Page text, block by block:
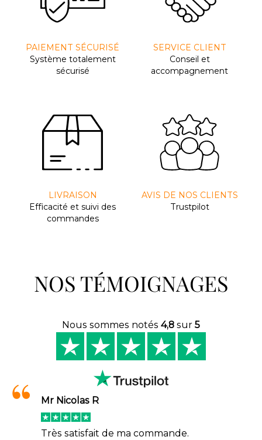
PAIEMENT SÉCURISÉ
Système totalement
sécurisé
SERVICE CLIENT
Conseil et
accompagnement
LIVRAISON
Efﬁcacité et suivi des
commandes
AVIS DE NOS CLIENTS
Trustpilot
NOS TÉMOIGNAGES
Nous sommes notés 4,8 sur 5
Mr Nicolas R
Très satisfait de ma commande.